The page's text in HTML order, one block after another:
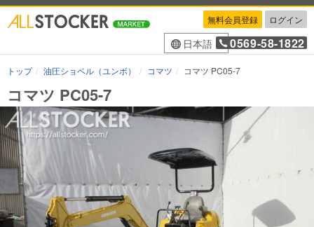
無料会員登録 ログイン
日本語 0569-58-1822
トップ 油圧ショベル（ユンボ） コマツ コマツ PC05-7
コマツ PC05-7